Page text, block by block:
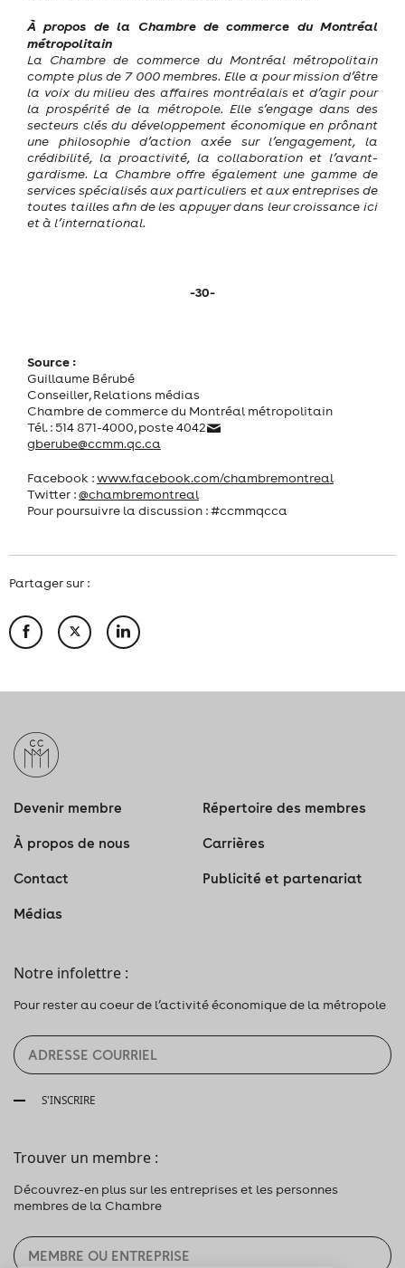
À propos de la Chambre de commerce du Montréal
métropolitain
La Chambre de commerce du Montréal métropolitain
compte plus de 7 000 membres.Elle a pour mission d’être
la voix du milieu des affaires montréalais et d’agir pour
la prospérité de la métropole. Elle s’engage dans des
secteurs clés du développement économique en prônant
une philosophie d’action axée sur l’engagement, la
crédibilité, la proactivité, la collaboration et l’avant-
gardisme. La Chambre offre également une gamme de
services spécialisés aux particuliers et aux entreprises de
toutes tailles afin de les appuyer dans leur croissance ici
et à l’international.
-30-
Source :
Guillaume Bérubé
Conseiller, Relations médias
Chambre de commerce du Montréal métropolitain
Tél. : 514 871-4000, poste 4042
gberube@ccmm.qc.ca
Facebook :www.facebook.com/chambremontreal
Twitter :@chambremontreal
Pour poursuivre la discussion : #ccmmqcca
Partager sur :
Devenir membre Répertoire des membres
À propos de nous Carrières
Contact Publicité et partenariat
Médias
Notre infolettre :
Pour rester au coeur de l’activité économique de la métropole
S'INSCRIRE
Trouver un membre :
Découvrez-en plus sur les entreprises et les personnes
membres de la Chambre